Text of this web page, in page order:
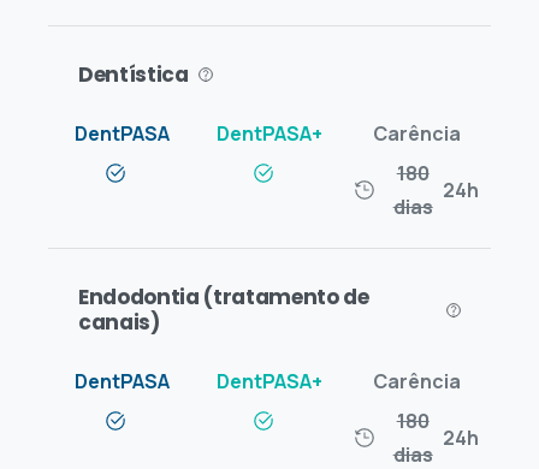
Dentística
180
dias
24h
Endodontia (tratamento de
canais)
180
dias
24h